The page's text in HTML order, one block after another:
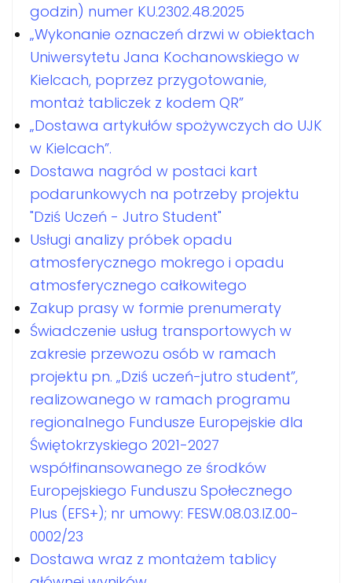
godzin) numer KU.2302.48.2025
„Wykonanie oznaczeń drzwi w obiektach
Uniwersytetu Jana Kochanowskiego w
Kielcach, poprzez przygotowanie,
montaż tabliczek z kodem QR”
„Dostawa artykułów spożywczych do UJK
w Kielcach”.
Dostawa nagród w postaci kart
podarunkowych na potrzeby projektu
"Dziś Uczeń - Jutro Student"
Usługi analizy próbek opadu
atmosferycznego mokrego i opadu
atmosferycznego całkowitego
Zakup prasy w formie prenumeraty
Świadczenie usług transportowych w
zakresie przewozu osób w ramach
projektu pn. „Dziś uczeń-jutro student”,
realizowanego w ramach programu
regionalnego Fundusze Europejskie dla
Świętokrzyskiego 2021-2027
współfinansowanego ze środków
Europejskiego Funduszu Społecznego
Plus (EFS+); nr umowy: FESW.08.03.IZ.00-
0002/23
Dostawa wraz z montażem tablicy